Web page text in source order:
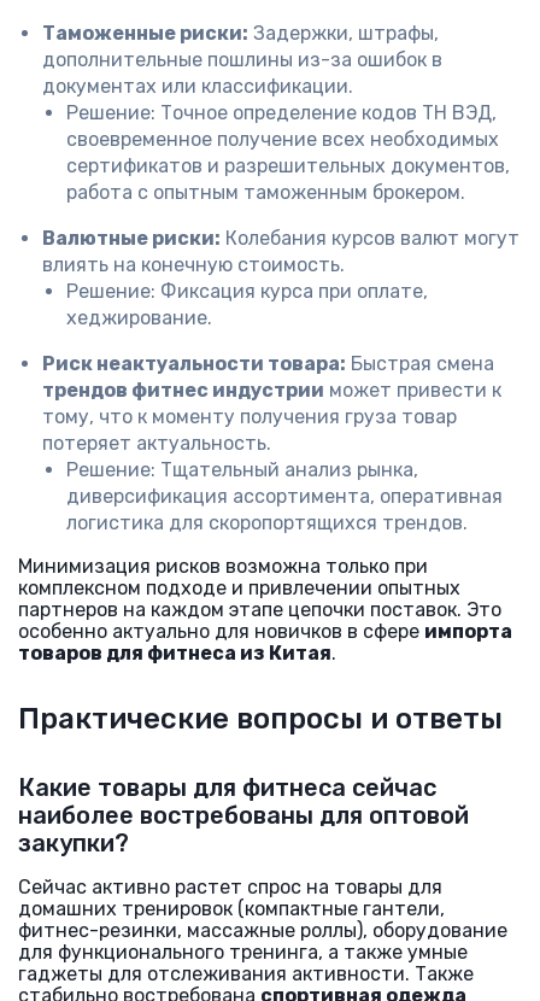
Таможенные риски: Задержки, штрафы,
дополнительные пошлины из-за ошибок в
документах или классификации.
Решение: Точное определение кодов ТН ВЭД,
своевременное получение всех необходимых
сертификатов и разрешительных документов,
работа с опытным таможенным брокером.
Валютные риски: Колебания курсов валют могут
влиять на конечную стоимость.
Решение: Фиксация курса при оплате,
хеджирование.
Риск неактуальности товара: Быстрая смена
трендов фитнес индустрии может привести к
тому, что к моменту получения груза товар
потеряет актуальность.
Решение: Тщательный анализ рынка,
диверсификация ассортимента, оперативная
логистика для скоропортящихся трендов.
Минимизация рисков возможна только при
комплексном подходе и привлечении опытных
партнеров на каждом этапе цепочки поставок. Это
особенно актуально для новичков в сфере импорта
товаров для фитнеса из Китая.
Практические вопросы и ответы
Какие товары для фитнеса сейчас
наиболее востребованы для оптовой
закупки?
Сейчас активно растет спрос на товары для
домашних тренировок (компактные гантели,
фитнес-резинки, массажные роллы), оборудование
для функционального тренинга, а также умные
гаджеты для отслеживания активности. Также
стабильно востребована спортивная одежда